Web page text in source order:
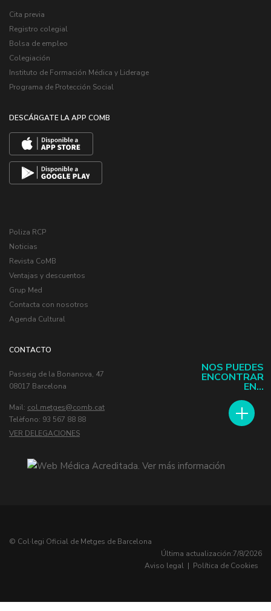
NOS PUEDES
ENCONTRAR
EN...
Cita previa
Registro colegial
Bolsa de empleo
Colegiación
Instituto de Formación Médica y Liderage
Programa de Protección Social
DESCÁRGATE LA APP COMB
Poliza RCP
Noticias
Revista CoMB
Ventajas y descuentos
Grup Med
Contacta con nosotros
Agenda Cultural
CONTACTO
Passeig de la Bonanova, 47
08017 Barcelona
Mail: col.metges
Telèfono: 93 567 88 88
VER DELEGACIONES
© Col·legi Oficial de Metges de Barcelona
Última actualización:7/8/2026
Aviso legal | Política de Cookies